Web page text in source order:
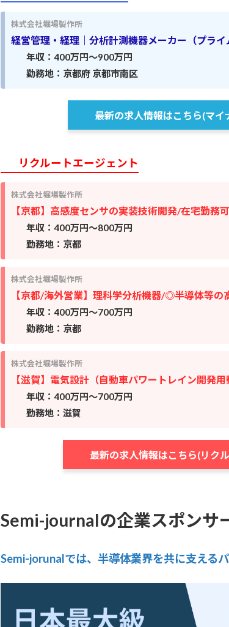
株式会社堀場製作所
経営管理・経理｜分析計測機器メーカー（プライ
年収：400万円～900万円
勤務地：京都府 京都市南区
最新の求人情報はこちら(マイ
リクルートエージェント
株式会社堀場製作所
【京都】高感度センサの実装技術開発/在宅勤務
年収：400万円～800万円
勤務地：京都
株式会社堀場製作所
【京都/海外営業】理科学分析機器/◎半導体等の
年収：400万円～700万円
勤務地：京都
株式会社堀場製作所
【滋賀】電気設計（自動車パワートレイン開発
年収：400万円～700万円
勤務地：滋賀
最新の求人情報はこちら(リク
Semi-journalの企業スポンサ
Semi-jorunalでは、半導体業界を共に支える